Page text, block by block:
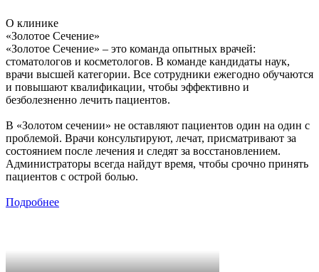
О клинике
«Золотое Сечение»
«Золотое Сечение» – это команда опытных врачей:
стоматологов и косметологов. В команде кандидаты наук,
врачи высшей категории. Все сотрудники ежегодно обучаются
и повышают квалификации, чтобы эффективно и
безболезненно лечить пациентов.
В «Золотом сечении» не оставляют пациентов один на один с
проблемой. Врачи консультируют, лечат, присматривают за
состоянием после лечения и следят за восстановлением.
Администраторы всегда найдут время, чтобы срочно принять
пациентов с острой болью.
Подробнее